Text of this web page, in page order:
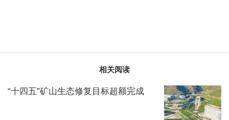
相关阅读
“十四五”矿山生态修复目标超额完成